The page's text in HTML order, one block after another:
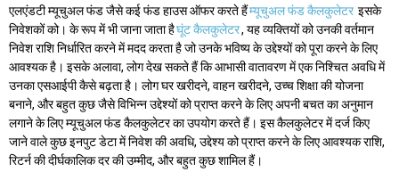
एलएंडटी म्यूचुअल फंड जैसे कई फंड हाउस ऑफर करते हैंम्यूचुअल फंड कैलकुलेटर इसके
निवेशकों को। के रूप में भी जाना जाता हैघूंट कैलकुलेटर, यह व्यक्तियों को उनकी वर्तमान
निवेश राशि निर्धारित करने में मदद करता है जो उनके भविष्य के उद्देश्यों को पूरा करने के लिए
आवश्यक है। इसके अलावा, लोग देख सकते हैं कि आभासी वातावरण में एक निश्चित अवधि में
उनका एसआईपी कैसे बढ़ता है। लोग घर खरीदने, वाहन खरीदने, उच्च शिक्षा की योजना
बनाने, और बहुत कुछ जैसे विभिन्न उद्देश्यों को प्राप्त करने के लिए अपनी बचत का अनुमान
लगाने के लिए म्यूचुअल फंड कैलकुलेटर का उपयोग करते हैं। इस कैलकुलेटर में दर्ज किए
जाने वाले कुछ इनपुट डेटा में निवेश की अवधि, उद्देश्य को प्राप्त करने के लिए आवश्यक राशि,
रिटर्न की दीर्घकालिक दर की उम्मीद, और बहुत कुछ शामिल हैं।